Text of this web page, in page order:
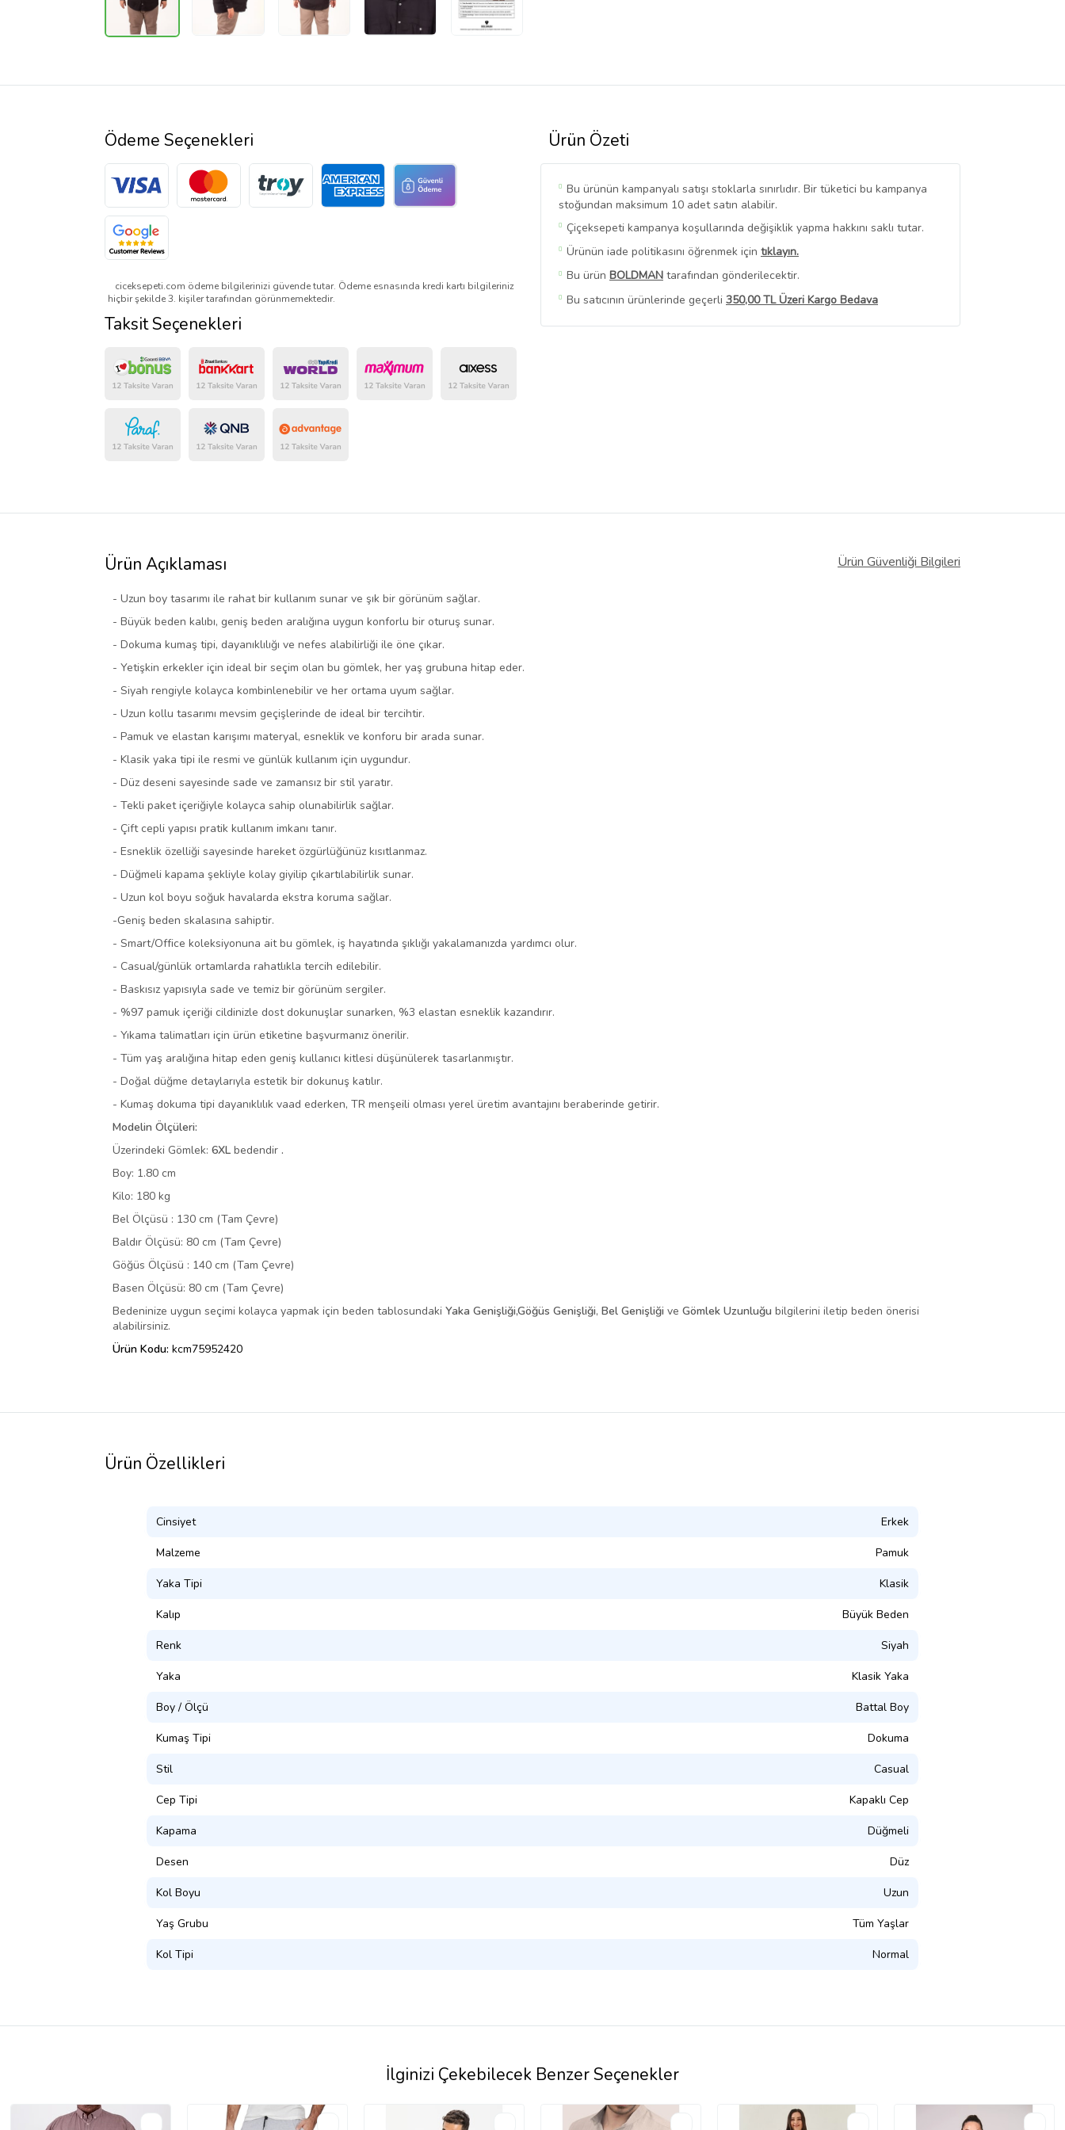
Ürün Özeti
Bu ürünün kampanyalı satışı stoklarla sınırlıdır. Bir tüketici bu kampanya
stoğundan maksimum 10 adet satın alabilir.
Çiçeksepeti kampanya koşullarında değişiklik yapma hakkını saklı tutar.
Ürünün iade politikasını öğrenmek için tıklayın.
Bu ürün BOLDMAN tarafından gönderilecektir.
Bu satıcının ürünlerinde geçerli 350,00 TL Üzeri Kargo Bedava
Bu SatıcınınTüm Ürünlerini Görüntüle
Ödeme Seçenekleri
ciceksepeti.com ödeme bilgilerinizi güvende tutar. Ödeme esnasında kredi kartı bilgileriniz
hiçbir şekilde 3. kişiler tarafından görünmemektedir.
Taksit Seçenekleri
Ürün Açıklaması Ürün Güvenliği Bilgileri
- Uzun boy tasarımı ile rahat bir kullanım sunar ve şık bir görünüm sağlar.
- Büyük beden kalıbı, geniş beden aralığına uygun konforlu bir oturuş sunar.
- Dokuma kumaş tipi, dayanıklılığı ve nefes alabilirliği ile öne çıkar.
- Yetişkin erkekler için ideal bir seçim olan bu gömlek, her yaş grubuna hitap eder.
- Siyah rengiyle kolayca kombinlenebilir ve her ortama uyum sağlar.
- Uzun kollu tasarımı mevsim geçişlerinde de ideal bir tercihtir.
- Pamuk ve elastan karışımı materyal, esneklik ve konforu bir arada sunar.
- Klasik yaka tipi ile resmi ve günlük kullanım için uygundur.
- Düz deseni sayesinde sade ve zamansız bir stil yaratır.
- Tekli paket içeriğiyle kolayca sahip olunabilirlik sağlar.
- Çift cepli yapısı pratik kullanım imkanı tanır.
- Esneklik özelliği sayesinde hareket özgürlüğünüz kısıtlanmaz.
- Düğmeli kapama şekliyle kolay giyilip çıkartılabilirlik sunar.
- Uzun kol boyu soğuk havalarda ekstra koruma sağlar.
-Geniş beden skalasına sahiptir.
- Smart/Office koleksiyonuna ait bu gömlek, iş hayatında şıklığı yakalamanızda yardımcı olur.
- Casual/günlük ortamlarda rahatlıkla tercih edilebilir.
- Baskısız yapısıyla sade ve temiz bir görünüm sergiler.
- %97 pamuk içeriği cildinizle dost dokunuşlar sunarken, %3 elastan esneklik kazandırır.
- Yıkama talimatları için ürün etiketine başvurmanız önerilir.
- Tüm yaş aralığına hitap eden geniş kullanıcı kitlesi düşünülerek tasarlanmıştır.
- Doğal düğme detaylarıyla estetik bir dokunuş katılır.
- Kumaş dokuma tipi dayanıklılık vaad ederken, TR menşeili olması yerel üretim avantajını beraberinde getirir.
Modelin Ölçüleri:
Üzerindeki Gömlek: 6XL bedendir .
Boy: 1.80 cm
Kilo: 180 kg
Bel Ölçüsü : 130 cm (Tam Çevre)
Baldır Ölçüsü: 80 cm (Tam Çevre)
Göğüs Ölçüsü : 140 cm (Tam Çevre)
Basen Ölçüsü: 80 cm (Tam Çevre)
Bedeninize uygun seçimi kolayca yapmak için beden tablosundaki Yaka Genişliği,Göğüs Genişliği, Bel Genişliği ve Gömlek Uzunluğu bilgilerini iletip beden önerisi
alabilirsiniz.
Ürün Kodu: kcm75952420
Ürün Özellikleri
Cinsiyet Erkek
Malzeme Pamuk
Yaka Tipi Klasik
Kalıp Büyük Beden
Renk Siyah
Yaka Klasik Yaka
Boy / Ölçü Battal Boy
Kumaş Tipi Dokuma
Stil Casual
Cep Tipi Kapaklı Cep
Kapama Düğmeli
Desen Düz
Kol Boyu Uzun
Yaş Grubu Tüm Yaşlar
Kol Tipi Normal
İlginizi Çekebilecek Benzer Seçenekler